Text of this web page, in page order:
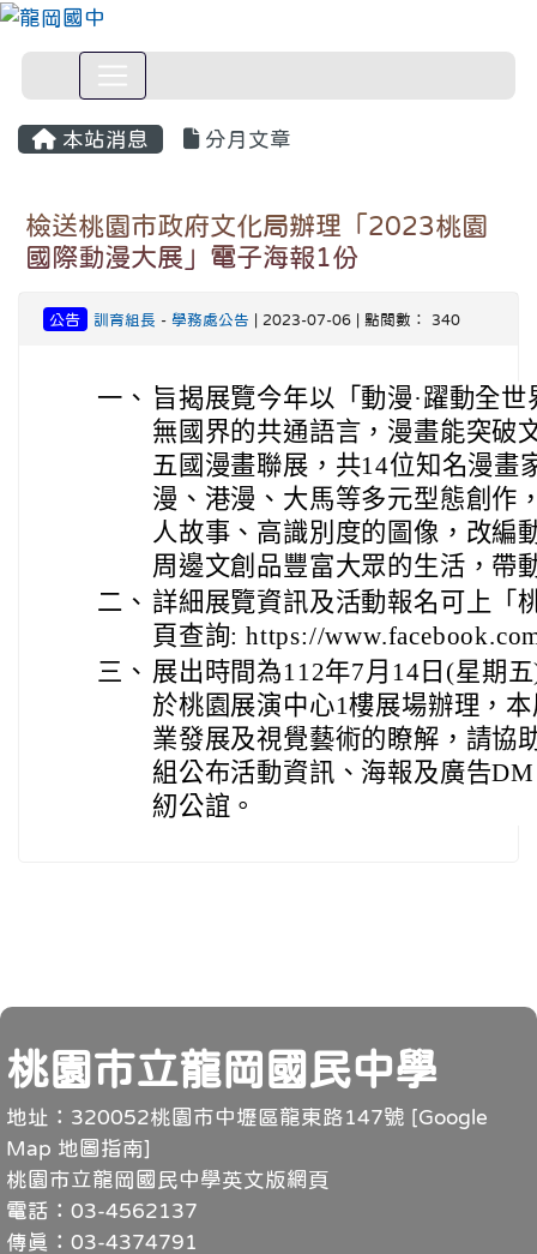
本站消息 分月文章
檢送桃園市政府文化局辦理「2023桃園
國際動漫大展」電子海報1份
公告 訓育組長 - 學務處公告 | 2023-07-06 | 點閱數： 340
一、 旨揭展覽今年以「動漫·躍動全
無國界的共通語言，漫畫能突破
五國漫畫聯展，共14位知名漫畫
漫、港漫、大馬等多元型態創作
人故事、高識別度的圖像，改編
周邊文創品豐富大眾的生活，帶
二、 詳細展覽資訊及活動報名可上「
頁查詢: https://
三、 展出時間為112年7月14日(星期
於桃園展演中心1樓展場辦理，
業發展及視覺藝術的瞭解，請協
組公布活動資訊、海報及廣告
紉公誼。
頁尾
桃園市立龍岡國民中學
地址：320052桃園市中壢區龍東路147號 [Google
Map 地圖指南]
桃園市立龍岡國民中學英文版網頁
電話：03-4562137
傳真：03-4374791